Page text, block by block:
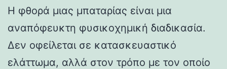
Η φθορά μιας μπαταρίας είναι μια
αναπόφευκτη φυσικοχημική διαδικασία.
Δεν οφείλεται σε κατασκευαστικό
ελάττωμα, αλλά στον τρόπο με τον οποίο